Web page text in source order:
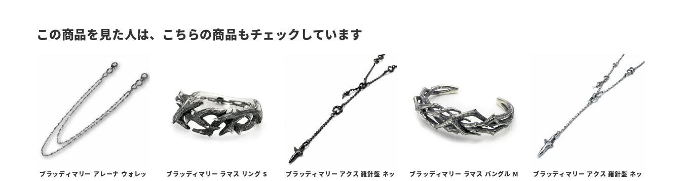
この商品を見た人は、こちらの商品もチェックしています
ブラッディマリー アレーナ ウォレッ
ブラッディマリー ラマス リング S
ブラッディマリー アクス 羅針盤 ネッ
ブラッディマリー ラマス バングル M
ブラッディマリー アクス 羅針盤 ネッ